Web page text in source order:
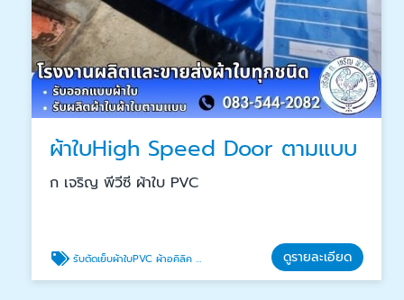
ผ้าใบHigh Speed Door ตามแบบ
ก เจริญ พีวีซี ผ้าใบ PVC
รับตัดเย็บผ้าใบPVC ผ้าอคิลิค ผ้าSunscreen ดูรายละเอียด